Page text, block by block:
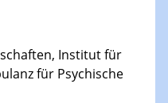
Institut für
für Psychische